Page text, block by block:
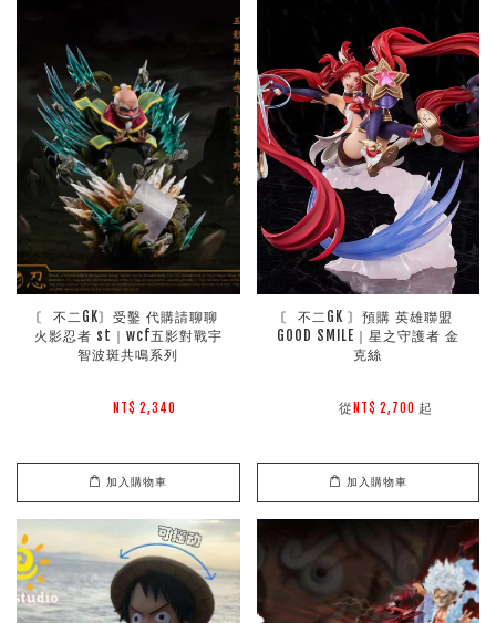
〘 不二GK〙受鑿 代購請聊聊
火影忍者 st｜wcf五影對戰宇
智波斑共鳴系列
NT$ 2,340
加入購物車
〘 不二GK 〙預購 英雄聯盟
GOOD SMILE｜星之守護者 金
克絲
        從
NT$ 2,700 起
加入購物車